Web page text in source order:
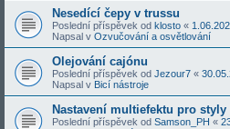
Nesedící čepy v trussu
Poslední příspěvek od klosto «
Napsal v Ozvučování a osvětlování
Olejování cajónu
Poslední příspěvek od Jezour7 «
Napsal v Bicí nástroje
Nastavení multiefektu pro
Poslední příspěvek od Samson_PH «